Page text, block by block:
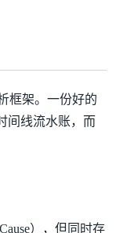
框架。一份好的
间线流水账，而
），但同时存